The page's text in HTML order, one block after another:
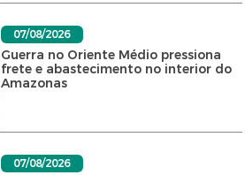
07/08/2026
Guerra no Oriente Médio pressiona
frete e abastecimento no interior do
Amazonas
07/08/2026